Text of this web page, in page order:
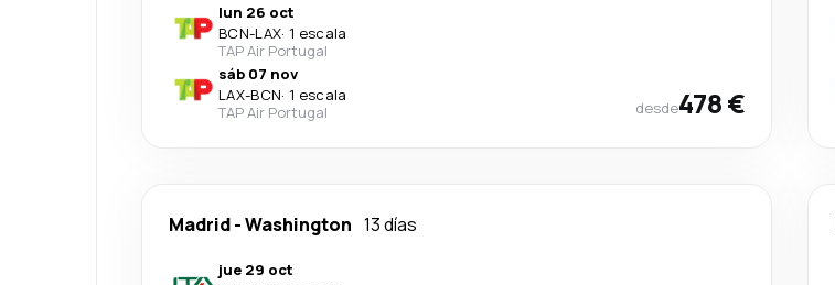
lun 26 oct
BCN-LAX· 1 escala
TAP Air Portugal
sáb 07 nov
LAX-BCN· 1 escala
TAP Air Portugal
desde478 €
Madrid-Washington 13 días
jue 29 oct